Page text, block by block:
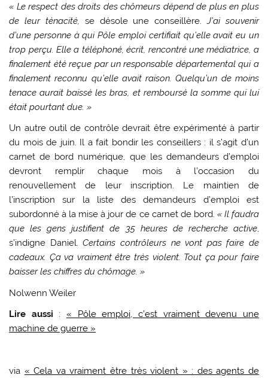
« Le respect des droits des chômeurs dépend de plus en plus
de leur ténacité, se désole une conseillère.J’ai souvenir
d’une personne à qui Pôle emploi certifiait qu’elle avait eu un
trop perçu. Elle a téléphoné, écrit, rencontré une médiatrice, a
finalement été reçue par un responsable départemental qui a
finalement reconnu qu’elle avait raison. Quelqu’un de moins
tenace aurait baissé les bras, et remboursé la somme qui lui
était pourtant due. »
Un autre outil de contrôle devrait être expérimenté à partir
du mois de juin. Il a fait bondir les conseillers : il s’agit d’un
carnet de bord numérique, que les demandeurs d’emploi
devront remplir chaque mois à l’occasion du
renouvellement de leur inscription. Le maintien de
l’inscription sur la liste des demandeurs d’emploi est
subordonné à la mise à jour de ce carnet de bord. « Il faudra
que les gens justifient de 35 heures de recherche active,
s’indigne Daniel.Certains contrôleurs ne vont pas faire de
cadeaux. Ça va vraiment être très violent. Tout ça pour faire
baisser les chiffres du chômage. »
Nolwenn Weiler
Lire aussi :« Pôle emploi, c’est vraiment devenu une
machine de guerre »
via « Cela va vraiment être très violent » : des agents de